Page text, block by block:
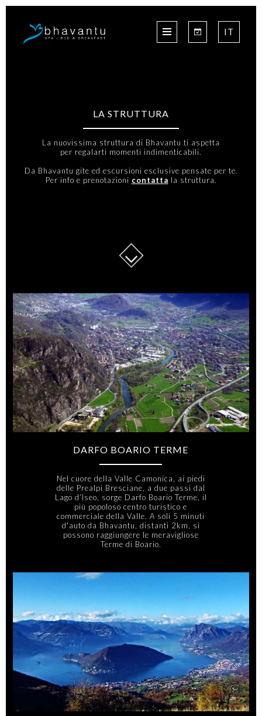
IT
LA STRUTTURA
La nuovissima struttura di Bhavantu ti aspetta
per regalarti momenti indimenticabili.
Da Bhavantu gite ed escursioni esclusive pensate per te.
Per info e prenotazioni contatta la struttura.
DARFO BOARIO TERME
Nel cuore della Valle Camonica, ai piedi
delle Prealpi Bresciane, a due passi dal
Lago d’Iseo, sorge Darfo Boario Terme, il
più popoloso centro turistico e
commerciale della Valle. A soli 5 minuti
d'auto da Bhavantu, distanti 2km, si
possono raggiungere le meravigliose
Terme di Boario.
IT
LA STRUTTURA
LA SPA
FORMULE DI SOGGIORNO
IT
IT
SCEGLI LA LINGUA
ITALIANO